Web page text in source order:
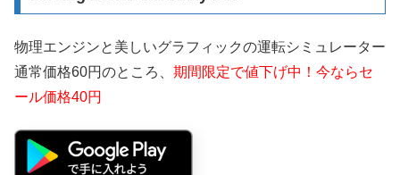
物理エンジンと美しいグラフィックの運転シミュレーター
通常価格60円のところ、 期間限定で値下げ中！今ならセ
ール価格40円